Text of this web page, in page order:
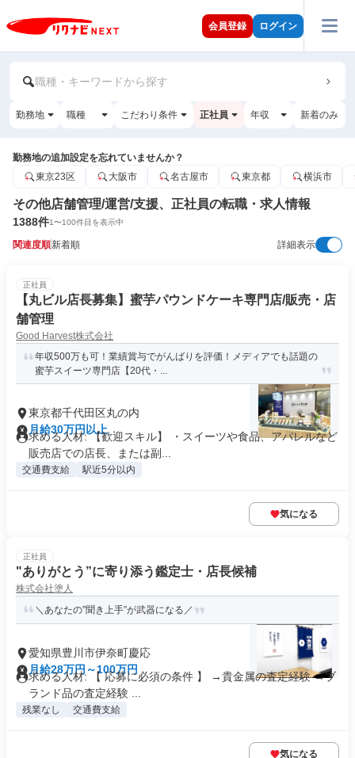
会員登録 ログイン
職種・キーワードから探す
勤務地 職種 こだわり条件 正社員 年収 新着のみ
勤務地の追加設定を忘れていませんか？
東京23区
大阪市 名古屋市 東京都 横浜市
その他店舗管理/運営/支援、正社員の転職・求人情報
1388件1〜100件目を表示中
関連度順新着順 詳細表示
正社員
【丸ビル店長募集】蜜芋パウンドケーキ専門店/販売・店
舗管理
Good Harvest株式会社
年収500万も可！業績賞与でがんばりを評価！メディアでも話題の
蜜芋スイーツ専門店【20代・...
東京都千代田区丸の内
月給30万円以上
求める人材: 【歓迎スキル】 ・スイーツや食品、アパレルなど
販売店での店長、または副...
交通費支給 駅近5分以内
気になる
正社員
"ありがとう”に寄り添う鑑定士・店長候補
株式会社塗人
＼あなたの”聞き上手”が武器になる／
愛知県豊川市伊奈町慶応
月給28万円～100万円
求める人材: 【 応募に必須の条件 】 →貴金属の査定経験 →ブ
ランド品の査定経験 ...
残業なし 交通費支給
気になる